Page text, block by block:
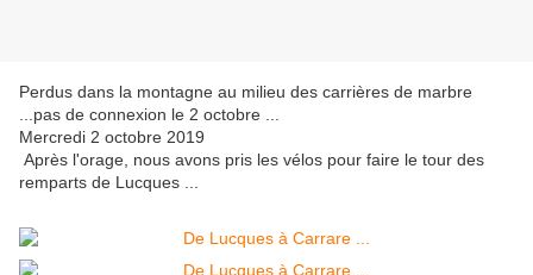
Perdus dans la montagne au milieu des carrières de marbre
...pas de connexion le 2 octobre ...
Mercredi 2 octobre 2019
Après l'orage, nous avons pris les vélos pour faire le tour des
remparts de Lucques ...